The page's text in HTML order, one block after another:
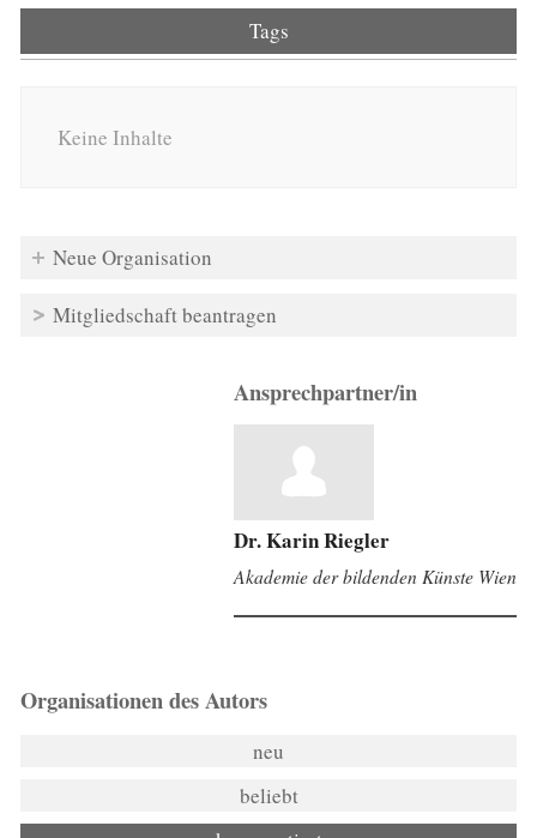
Tags
Keine Inhalte
Neue Organisation
Mitgliedschaft beantragen
Ansprechpartner/in
Dr. Karin Riegler
Akademie der bildenden Künste Wien
Organisationen des Autors
neu
beliebt